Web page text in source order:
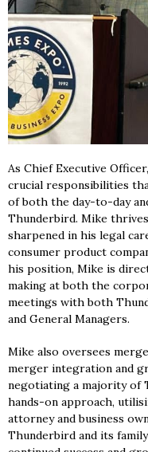
As Chief Executive
crucial responsibilities
of both the day-to-day
Thunderbird. Mike
sharpened in his legal
consumer product
his position, Mike is
making at both the
meetings with both
and General Managers.
Mike also oversees
merger integration and
negotiating a majority of
hands-on approach,
attorney and business
Thunderbird and its